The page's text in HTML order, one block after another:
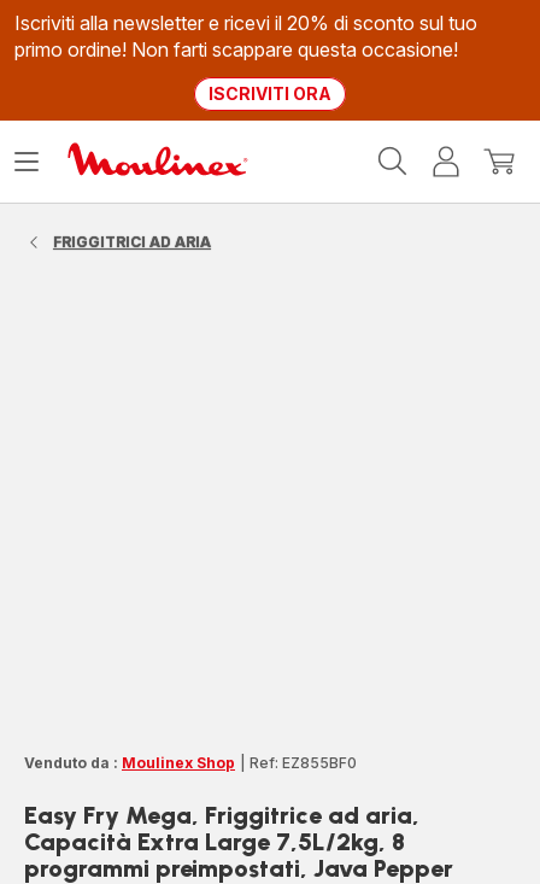
Iscriviti alla newsletter e ricevi il 20% di sconto sul tuo
primo ordine! Non farti scappare questa occasione!
ISCRIVITI ORA
Il
Apri
FRIGGITRICI AD ARIA
Venduto da : Moulinex Shop Ref: EZ855BF0
Easy Fry Mega, Friggitrice ad aria,
Capacità Extra Large 7,5L/2kg, 8
programmi preimpostati, Java Pepper